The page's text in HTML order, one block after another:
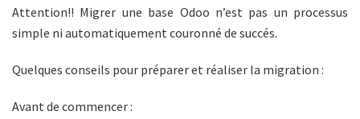
Attention!! Migrer une base Odoo n’est pas un processus
simple ni automatiquement couronné de succés.
Quelques conseils pour préparer et réaliser la migration :
Avant de commencer :